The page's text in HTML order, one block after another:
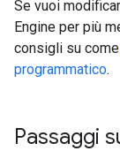
Se vuoi
Engine per più
consigli su come
programmatico.
Passaggi